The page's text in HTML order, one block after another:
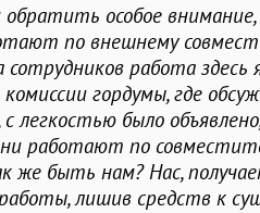
особое
по внешнему
работа здесь
гордумы, где
с легкостью было
работают по
же быть нам? Нас,
лишив средств к